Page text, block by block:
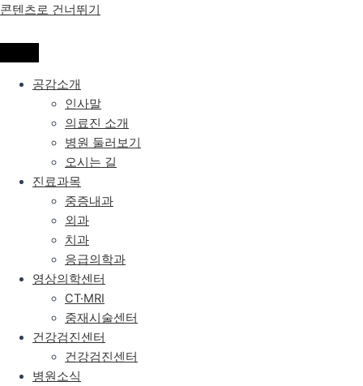
콘텐츠로 건너뛰기
공감소개
인사말
의료진 소개
병원 둘러보기
오시는 길
진료과목
중증내과
외과
치과
응급의학과
영상의학센터
CT·MRI
중재시술센터
건강검진센터
건강검진센터
병원소식